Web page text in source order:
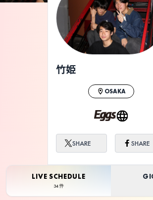
ライブ体験をもっと楽しく、もっと
に。
竹姫
OSAKA
SHARE SHARE
LIVE SCHEDULE
34件